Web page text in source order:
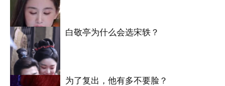
明星八卦
白敬亭为什么会选宋轶？
为了复出，他有多不要脸？